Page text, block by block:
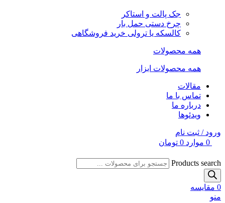
جک پالت و استاکر
چرخ دستی حمل بار
کالسکه یا ترولی خرید فروشگاهی
همه محصولات
همه محصولات ابزار
مقالات
تماس با ما
درباره ما
ویدئوها
ورود / ثبت نام
0 موارد 0 تومان
Products search
0 مقایسه
منو